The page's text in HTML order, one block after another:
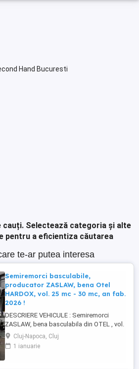
Hand Bucuresti
cauți. Selectează categoria și alte
pentru a eficientiza căutarea
te-ar putea interesa
Semiremorci basculabile,
producator ZASLAW, bena Otel
HARDOX, vol. 25 mc - 30 mc, an fab.
2026 !
DESCRIERE VEHICULE : Semiremorci
ZASLAW, bena basculabila din OTEL , vol.
24 mc - 30 mc, (stoc nou 2026 sau in
fabricatie ZASLAW) . DETALII: -
Semiremorci basculabile pe 3 axe, bena
Cluj-Napoca, Cluj
1 ianuarie